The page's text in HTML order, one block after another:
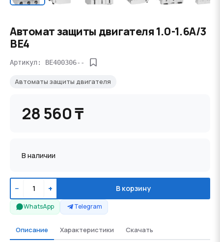
Автомат защиты двигателя 1.0-1.6А/3
BE4
Артикул: BE400306--
Автоматы защиты двигателя
28 560 ₸
В наличии
− + В корзину
WhatsApp Telegram
Описание Характеристики Скачать